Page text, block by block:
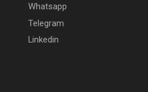
Whatsapp
Telegram
Linkedin